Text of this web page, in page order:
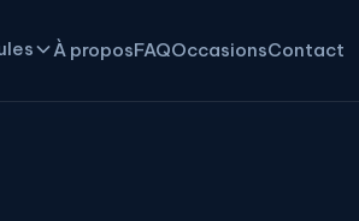
À proposFAQOccasionsContact